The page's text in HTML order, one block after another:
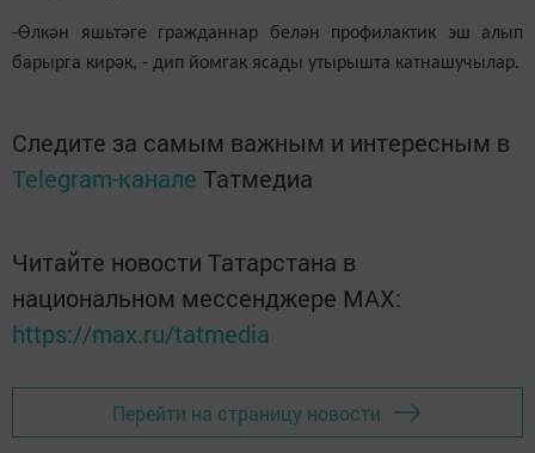
-Өлкән яшьтәге гражданнар белән профилактик эш алып
барырга кирәк, - дип йомгак ясады утырышта катнашучылар.
Следите за самым важным и интересным в
Telegram-канале Татмедиа
Читайте новости Татарстана в
национальном мессенджере MАХ:
https://max.ru/tatmedia
Перейти на страницу новости